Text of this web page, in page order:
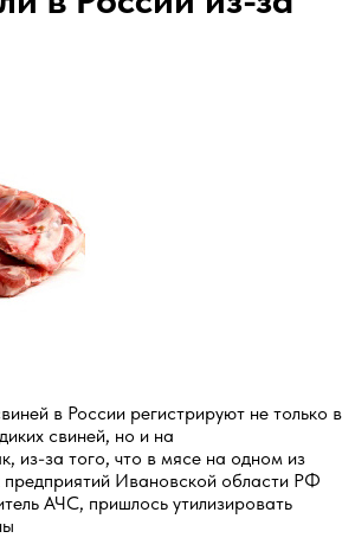
в России регистрируют не только в
свиней, но и на
из-за того, что в мясе на одном из
Ивановской области РФ
АЧС, пришлось утилизировать